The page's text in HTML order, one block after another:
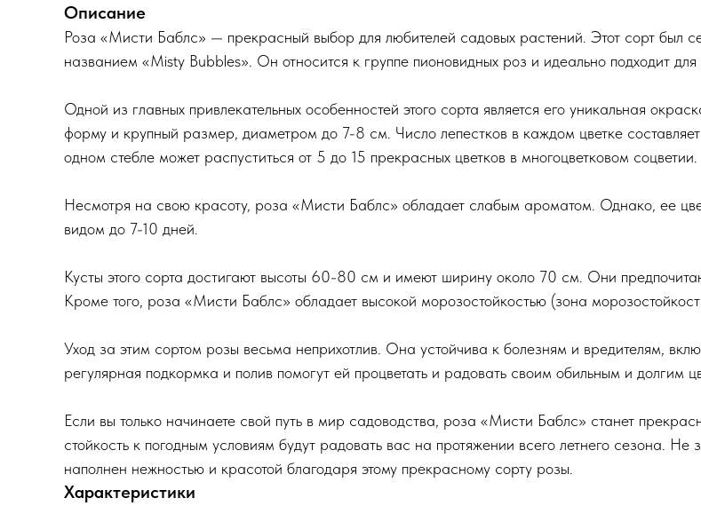
Описание
Роза «Мисти Баблс» — прекрасный выбор для любителей садовых растений. Этот сорт был
названием «Misty Bubbles». Он относится к группе пионовидных роз и идеально подходит
Одной из главных привлекательных особенностей этого сорта является его уникальная
форму и крупный размер, диаметром до 7-8 см. Число лепестков в каждом цветке
одном стебле может распуститься от 5 до 15 прекрасных цветков в многоцветковом соцветии.
Несмотря на свою красоту, роза «Мисти Баблс» обладает слабым ароматом. Однако, ее
видом до 7-10 дней.
Кусты этого сорта достигают высоты 60-80 см и имеют ширину около 70 см. Они
Кроме того, роза «Мисти Баблс» обладает высокой морозостойкостью (зона
Уход за этим сортом розы весьма неприхотлив. Она устойчива к болезням и вредителям,
регулярная подкормка и полив помогут ей процветать и радовать своим обильным и долгим
Если вы только начинаете свой путь в мир садоводства, роза «Мисти Баблс» станет
стойкость к погодным условиям будут радовать вас на протяжении всего летнего сезона.
наполнен нежностью и красотой благодаря этому прекрасному сорту розы.
Характеристики